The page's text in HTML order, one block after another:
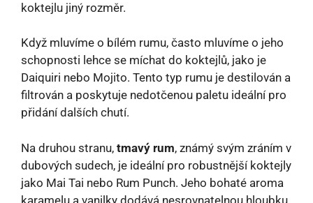
koktejlu jiný rozměr.
Když mluvíme o bílém rumu, často mluvíme o jeho
schopnosti lehce se míchat do koktejlů, jako je
Daiquiri nebo Mojito. Tento typ rumu je destilován a
filtrován a poskytuje nedotčenou paletu ideální pro
přidání dalších chutí.
Na druhou stranu, tmavý rum, známý svým zráním v
dubových sudech, je ideální pro robustnější koktejly
jako Mai Tai nebo Rum Punch. Jeho bohaté aroma
karamelu a vanilky dodává nesrovnatelnou hloubku.